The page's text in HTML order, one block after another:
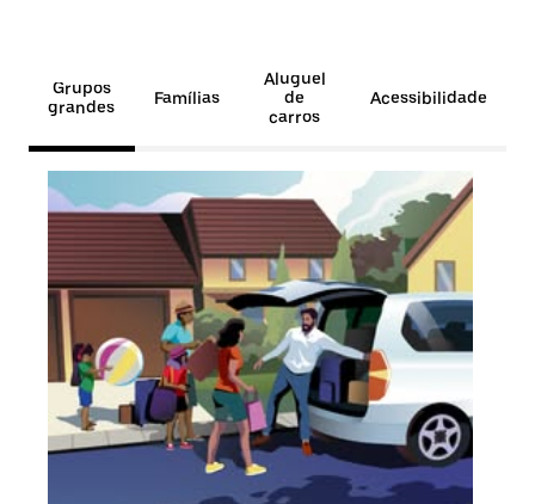
Grupos
grandes
Famílias
Aluguel
de
carros
Acessibilidade